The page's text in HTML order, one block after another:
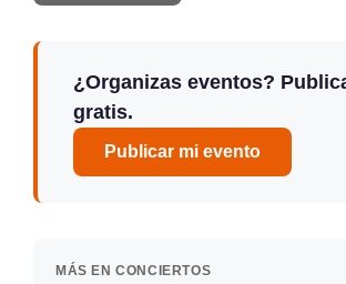
¿Organizas eventos?
gratis.
Publicar mi evento
MÁS EN CONCIERTOS